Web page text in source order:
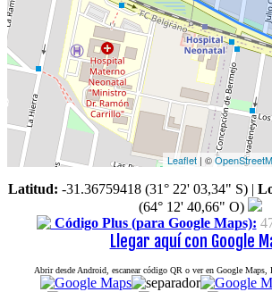
Leaflet | ©
Latitud: -31.36759418 (31° 22' 03,34" S)|
(64° 12' 40,66" O)
Código Plus (para Google Maps):
Llegar aquí con Google
Abrir desde Android, escanear código QR o ver en Google